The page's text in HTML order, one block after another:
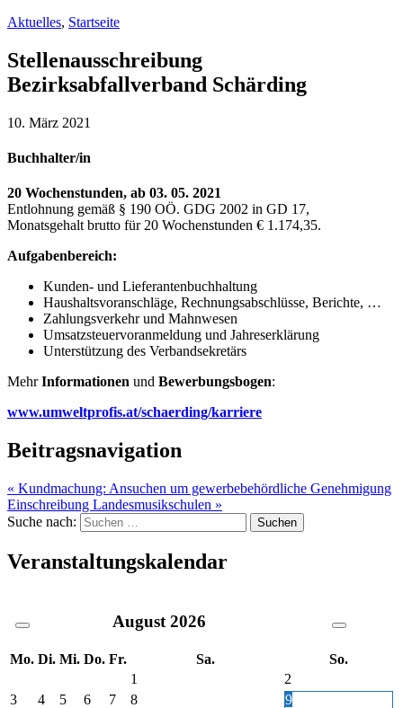
Aktuelles, Startseite
Stellenausschreibung
Bezirksabfallverband Schärding
10. März 2021
Buchhalter/in
20 Wochenstunden, ab 03. 05. 2021
Entlohnung gemäß § 190 OÖ. GDG 2002 in GD 17,
Monatsgehalt brutto für 20 Wochenstunden € 1.174,35.
Aufgabenbereich:
Kunden- und Lieferantenbuchhaltung
Haushaltsvoranschläge, Rechnungsabschlüsse, Berichte, …
Zahlungsverkehr und Mahnwesen
Umsatzsteuervoranmeldung und Jahreserklärung
Unterstützung des Verbandsekretärs
MehrInformationen und Bewerbungsbogen:
www.umweltprofis.at/schaerding/karriere
Beitragsnavigation
« Kundmachung: Ansuchen um gewerbebehördliche Genehmigung
Einschreibung Landesmusikschulen »
Suche nach:
Veranstaltungskalendar
August 2026
Mo. Di. Mi. Do. Fr. Sa.
So.
1
2
3
4 5 6 7 8 9